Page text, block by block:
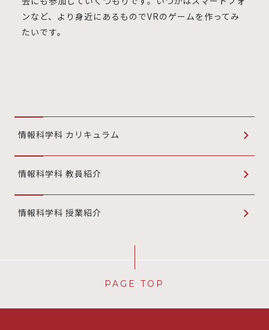
ンなど、より身近にあるものでVRのゲームを作ってみ
たいです。
情報科学科 カリキュラム
情報科学科 教員紹介
情報科学科 授業紹介
PAGE TOP